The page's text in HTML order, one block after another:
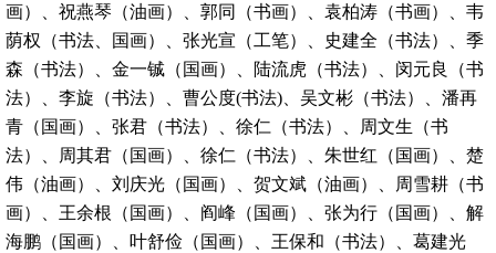
画）、祝燕琴（油画）、郭同（书画）、袁柏涛（书画）、韦
荫权（书法、国画）、张光宣（工笔）、史建全（书法）、季
森（书法）、金一铖（国画）、陆流虎（书法）、闵元良（书
法）、李旋（书法）、曹公度(书法)、吴文彬（书法）、潘再
青（国画）、张君（书法）、徐仁（书法）、周文生（书
法）、周其君（国画）、徐仁（书法）、朱世红（国画）、楚
伟（油画）、刘庆光（国画）、贺文斌（油画）、周雪耕（书
画）、王余根（国画）、阎峰（国画）、张为行（国画）、解
海鹏（国画）、叶舒俭（国画）、王保和（书法）、葛建光